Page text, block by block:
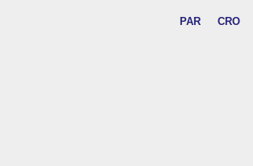
PAR CRO